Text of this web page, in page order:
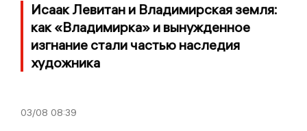
Исаак Левитан и Владимирская земля:
как «Владимирка» и вынужденное
изгнание стали частью наследия
художника
03/08 08:39